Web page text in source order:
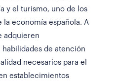
y el turismo, uno de los
la economía española. A
adquieren
de atención
necesarios para el
establecimientos